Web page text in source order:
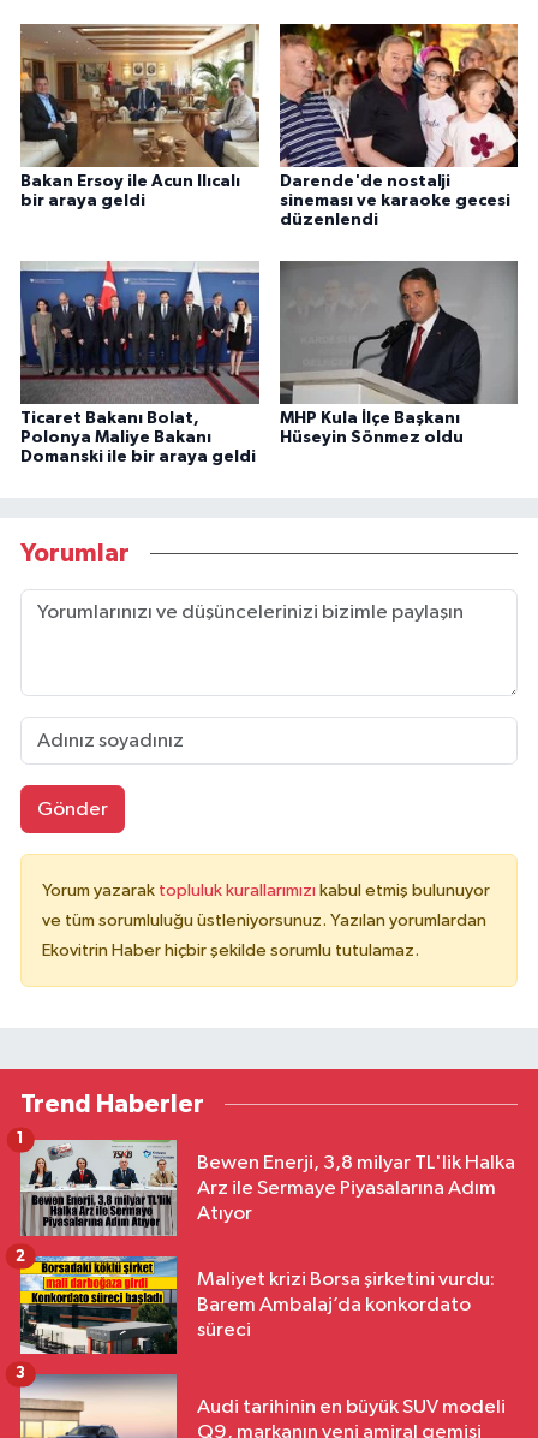
Bakan Ersoy ile Acun Ilıcalı
bir araya geldi
Darende'de nostalji
sineması ve karaoke gecesi
düzenlendi
Ticaret Bakanı Bolat,
Polonya Maliye Bakanı
Domanski ile bir araya geldi
MHP Kula İlçe Başkanı
Hüseyin Sönmez oldu
Yorumlar
Gönder
Yorum yazarak topluluk kurallarımızı kabul etmiş bulunuyor
ve tüm sorumluluğu üstleniyorsunuz. Yazılan yorumlardan
Ekovitrin Haber hiçbir şekilde sorumlu tutulamaz.
Trend Haberler
Bewen Enerji, 3,8 milyar TL'lik Halka
Arz ile Sermaye Piyasalarına Adım
Atıyor
1
Maliyet krizi Borsa şirketini vurdu:
Barem Ambalaj’da konkordato
süreci
2
Audi tarihinin en büyük SUV modeli
Q9, markanın yeni amiral gemisi
3